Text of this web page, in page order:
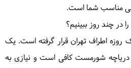
مناسب شما است.
چند روز ببینیم؟
روزه اطراف تهران قرار گرفته است. یک
دریاچه شورمست کافی است و نیازی به